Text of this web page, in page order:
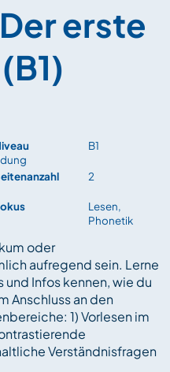
erste
B1
2
Lesen,
Phonetik
oder
aufregend sein. Lerne
Infos kennen, wie du
Anschluss an den
1) Vorlesen im
Verständnisfragen